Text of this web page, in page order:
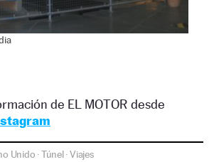
de EL MOTOR desde
Unido ·Túnel·Viajes